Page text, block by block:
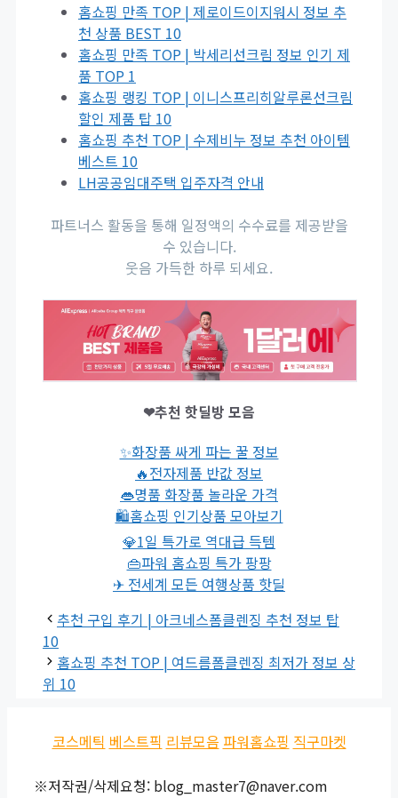
홈쇼핑 만족 TOP | 제로이드이지워시 정보 추
천 상품 BEST 10
홈쇼핑 만족 TOP | 박세리선크림 정보 인기 제
품 TOP 1
홈쇼핑 랭킹 TOP | 이니스프리히알루론선크림
할인 제품 탑 10
홈쇼핑 추천 TOP | 수제비누 정보 추천 아이템
베스트 10
LH공공임대주택 입주자격 안내
파트너스 활동을 통해 일정액의 수수료를 제공받을
수 있습니다.
웃음 가득한 하루 되세요.
❤추천 핫딜방 모음
✨화장품 싸게 파는 꿀 정보
🔥전자제품 반값 정보
👄명품 화장품 놀라운 가격
🛍홈쇼핑 인기상품 모아보기
💎1일 특가로 역대급 득템
👜파워 홈쇼핑 특가 팡팡
✈ 전세계 모든 여행상품 핫딜
추천 구입 후기 | 아크네스폼클렌징 추천 정보 탑
10
홈쇼핑 추천 TOP | 여드름폼클렌징 최저가 정보 상
위 10
코스메틱 베스트픽 리뷰모음 파워홈쇼핑 직구마켓
※저작권/삭제요청: blog_master7@naver.com